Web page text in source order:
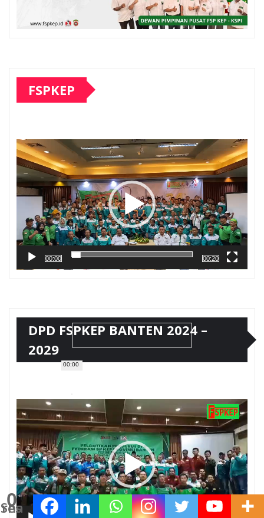
0
Shares
FSPKEP
Video
00:00
00:00
00:20
DPD FSPKEP BANTEN 2024 –
2029